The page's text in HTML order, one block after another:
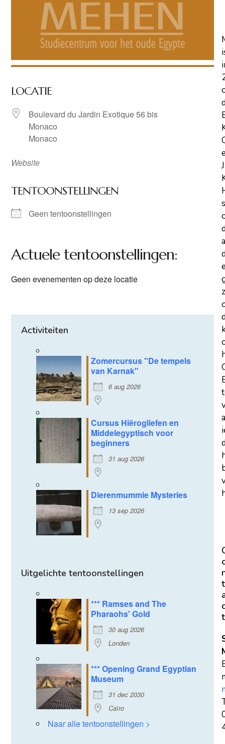
LOCATIE
Boulevard du Jardin Exotique 56 bis
Monaco
Monaco
Website
TENTOONSTELLINGEN
Geen tentoonstellingen
Actuele tentoonstellingen:
Geen evenementen op deze locatie
Activiteiten
Zomercursus "De tempels
van Karnak"
6 aug 2026
Cursus Hiërogliefen en
Middelegyptisch voor
beginners
31 aug 2026
Dierenmummie Mysteries
13 sep 2026
Uitgelichte tentoonstellingen
*** Ramses and The
Pharaohs' Gold
30 aug 2026
Londen
*** Opening Grand Egyptian
Museum
31 dec 2030
Caïro
Naar alle tentoonstellingen >
t
t